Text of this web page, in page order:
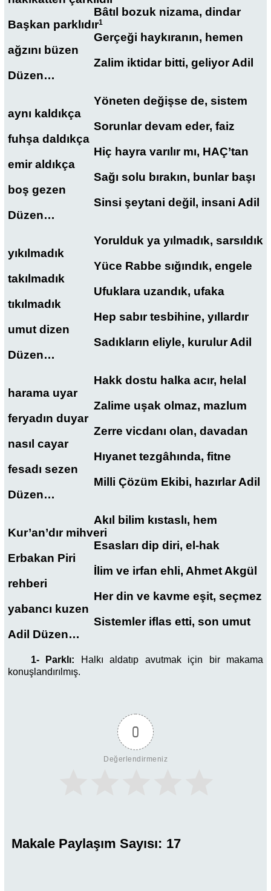
Bâtıl bozuk nizama, dindar
Başkan parklıdır1
Gerçeği haykıranın, hemen
ağzını büzen
Zalim iktidar bitti, geliyor Adil
Düzen…
Yöneten değişse de, sistem
aynı kaldıkça
Sorunlar devam eder, faiz
fuhşa daldıkça
Hiç hayra varılır mı, HAÇ’tan
emir aldıkça
Sağı solu bırakın, bunlar başı
boş gezen
Sinsi şeytani değil, insani Adil
Düzen…
Yorulduk ya yılmadık, sarsıldık
yıkılmadık
Yüce Rabbe sığındık, engele
takılmadık
Ufuklara uzandık, ufaka
tıkılmadık
Hep sabır tesbihine, yıllardır
umut dizen
Sadıkların eliyle, kurulur Adil
Düzen…
Hakk dostu halka acır, helal
harama uyar
Zalime uşak olmaz, mazlum
feryadın duyar
Zerre vicdanı olan, davadan
nasıl cayar
Hıyanet tezgâhında, fitne
fesadı sezen
Milli Çözüm Ekibi, hazırlar Adil
Düzen…
Akıl bilim kıstaslı, hem
Kur’an’dır mihveri
Esasları dip diri, el-hak
Erbakan Piri
İlim ve irfan ehli, Ahmet Akgül
rehberi
Her din ve kavme eşit, seçmez
yabancı kuzen
Sistemler iflas etti, son umut
Adil Düzen…
1- Parklı:
Halkı aldatıp avutmak için bir makama
konuşlandırılmış.
0
Değerlendirmeniz
Makale Paylaşım Sayısı: 17